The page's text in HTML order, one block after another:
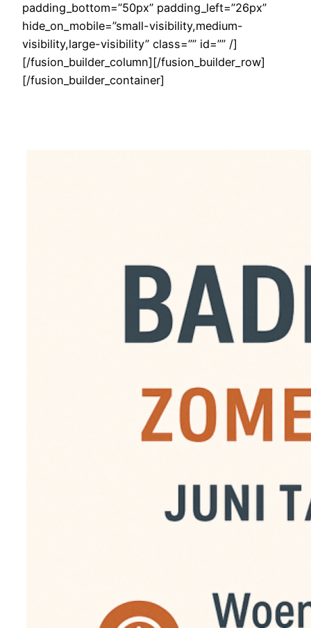
padding_bottom=”50px” padding_left=”26px”
hide_on_mobile=”small-visibility,medium-
visibility,large-visibility” class=”” id=”” /]
[/fusion_builder_column][/fusion_builder_row]
[/fusion_builder_container]